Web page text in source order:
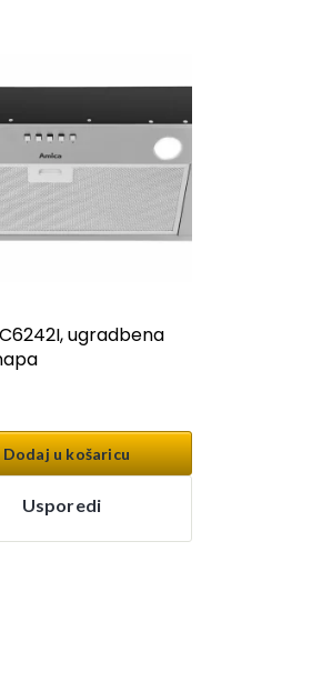
ugradbena
Dodaj u košaricu
Usporedi